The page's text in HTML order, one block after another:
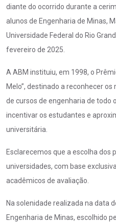
diante do ocorrido durante a
alunos de Engenharia de Minas,
Universidade Federal do Rio
fevereiro de 2025.
A ABM instituiu, em 1998, o
Melo”, destinado a reconhecer
de cursos de engenharia de todo
incentivar os estudantes e
universitária.
Esclarecemos que a escolha dos
universidades, com base
acadêmicos de avaliação.
Na solenidade realizada na data
Engenharia de Minas, escolhido